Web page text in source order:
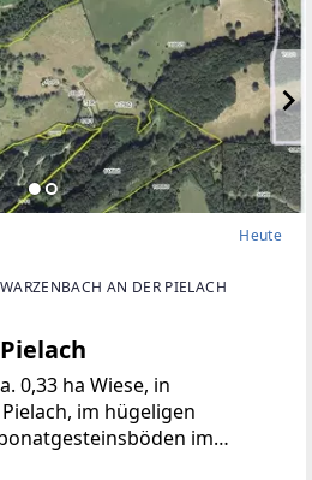
Heute
AN DER PIELACH
0,33 ha Wiese, in
im hügeligen
im
bis 900 mMischwald